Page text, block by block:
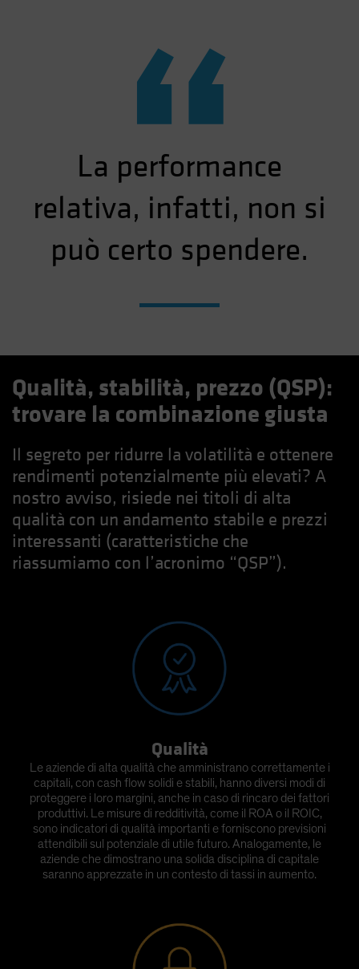
“
La performance
relativa, infatti, non si
può certo spendere.
Qualità, stabilità, prezzo (QSP):
trovare la combinazione giusta
Il segreto per ridurre la volatilità e ottenere
rendimenti potenzialmente più elevati? A
nostro avviso, risiede nei titoli di alta
qualità con un andamento stabile e prezzi
interessanti (caratteristiche che
riassumiamo con l’acronimo “QSP”).
Qualità
Le aziende di alta qualità che amministrano correttamente i
capitali, con cash flow solidi e stabili, hanno diversi modi di
proteggere i loro margini, anche in caso di rincaro dei fattori
produttivi. Le misure di redditività, come il ROA o il ROIC,
sono indicatori di qualità importanti e forniscono previsioni
attendibili sul potenziale di utile futuro. Analogamente, le
aziende che dimostrano una solida disciplina di capitale
saranno apprezzate in un contesto di tassi in aumento.